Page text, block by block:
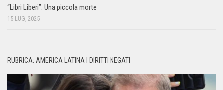
“Libri Liberi”. Una piccola morte
15 LUG, 2025
RUBRICA: AMERICA LATINA I DIRITTI NEGATI